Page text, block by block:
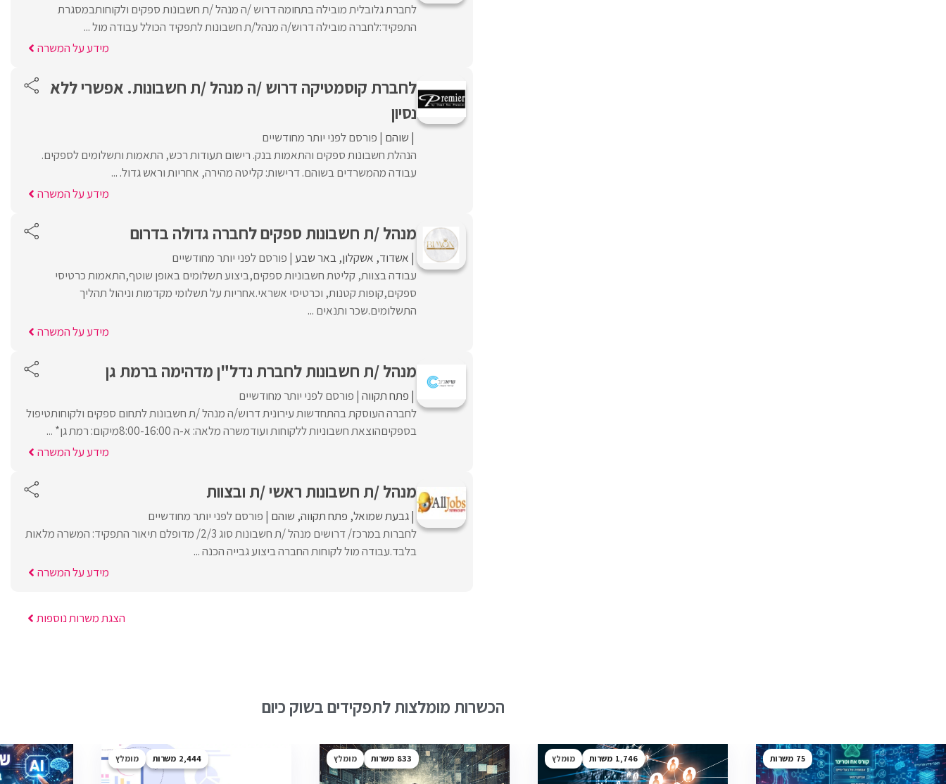
לחברת גלובלית מובילה בתחומה דרוש /ה מנהל /ת חשבונות ספקים ולקוחותבמסגרת
התפקיד:לחברה מובילה דרוש/ה מנהל/ת חשבונות לתפקיד הכולל עבודה מול ...
מידע על המשרה
לחברת קוסמטיקה דרוש /ה מנהל /ת חשבונות. אפשרי ללא
נסיון
שוהם פורסם לפני יותר מחודשיים
הנהלת חשבונות ספקים והתאמות בנק. רישום תעודות רכש, התאמות ותשלומים לספקים.
עבודה מהמשרדים בשוהם. דרישות: קליטה מהירה, אחריות וראש גדול. ...
מידע על המשרה
מנהל /ת חשבונות ספקים לחברה גדולה בדרום
אשדוד אשקלון באר שבע פורסם לפני יותר מחודשיים
עבודה בצוות, קליטת חשבוניות ספקים,ביצוע תשלומים באופן שוטף,התאמות כרטיסי
ספקים,קופות קטנות, וכרטיסי אשראי.אחריות על תשלומי מקדמות וניהול תהליך
התשלומים.שכר ותנאים ...
מידע על המשרה
מנהל /ת חשבונות לחברת נדל"ן מדהימה ברמת גן
פתח תקווה פורסם לפני יותר מחודשיים
לחברה העוסקת בהתחדשות עירונית דרוש/ה מנהל /ת חשבונות לתחום ספקים ולקוחותטיפול
בספקיםהוצאת חשבוניות ללקוחות ועודמשרה מלאה: א-ה 8:00-16:00מיקום: רמת גן* ...
מידע על המשרה
מנהל /ת חשבונות ראשי /ת ובצוות
גבעת שמואל פתח תקווה שוהם פורסם לפני יותר מחודשיים
לחברות במרכז/ דרושים מנהל /ת חשבונות סוג 2/3/ מדופלם תיאור התפקיד: המשרה מלאות
בלבד.עבודה מול לקוחות החברה ביצוע גבייה הכנה ...
מידע על המשרה
הצגת משרות נוספות
הכשרות מומלצות לתפקידים בשוק כיום
75
1,746 מומלץ 833 מומלץ 2,444 מומלץ